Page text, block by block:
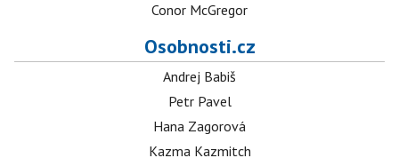
Conor McGregor
Osobnosti.cz
Andrej Babiš
Petr Pavel
Hana Zagorová
Kazma Kazmitch